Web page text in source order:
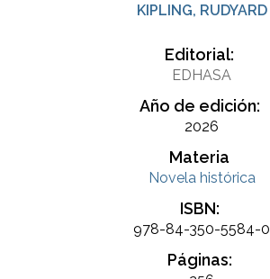
KIPLING, RUDYARD
Editorial:
EDHASA
Año de edición:
2026
Materia
Novela histórica
ISBN:
978-84-350-5584-0
Páginas: